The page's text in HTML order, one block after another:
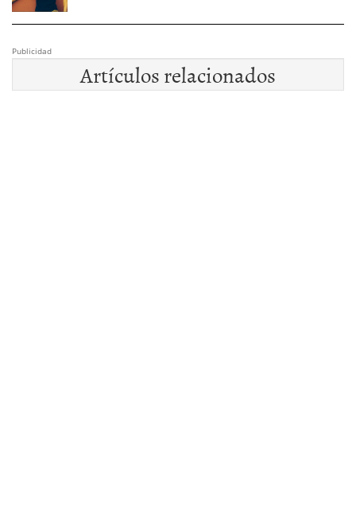
Publicidad
Artículos relacionados